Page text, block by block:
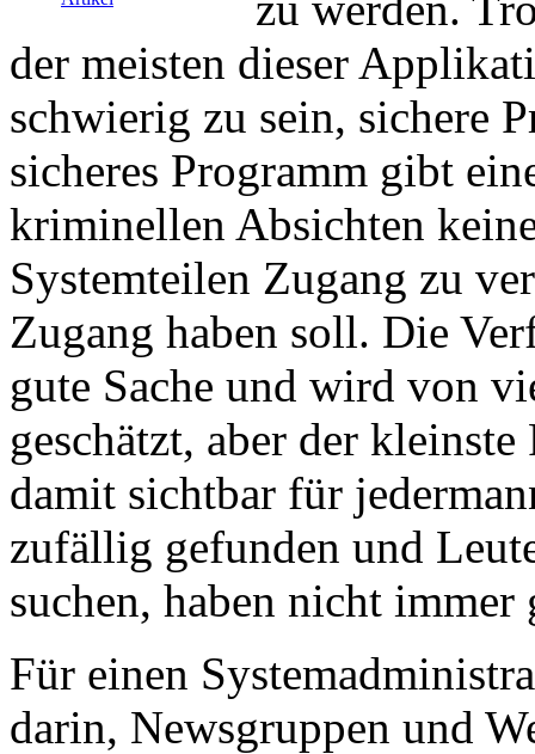
der meisten dieser
schwierig zu sein, sichere
sicheres Programm gibt
kriminellen Absichten
Systemteilen Zugang zu
Zugang haben soll. Die
gute Sache und wird von
geschätzt, aber der
damit sichtbar für
zufällig gefunden und
suchen, haben nicht immer
Für einen
darin, Newsgruppen und